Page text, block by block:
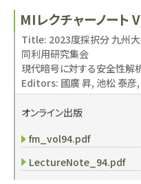
MIレクチャーノート
Title: 2023度採択分 九州大
同利用研究集会
現代暗号に対する安全性解
Editors: 國廣 昇, 池松 泰彦
オンライン出版
fm_vol94.pdf
LectureNote_94.pdf